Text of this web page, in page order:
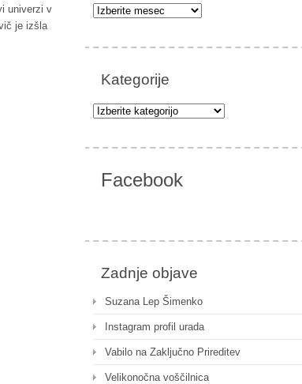
univerzi v
je izšla
Arhiv
Kategorije
Kategorije
Facebook
Zadnje objave
Suzana Lep Šimenko
Instagram profil urada
Vabilo na Zaključno Prireditev
Velikonočna voščilnica